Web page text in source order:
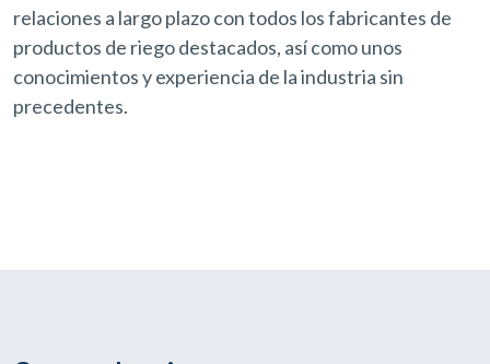
relaciones a largo plazo con todos los fabricantes de
productos de riego destacados, así como unos
conocimientos y experiencia de la industria sin
precedentes.